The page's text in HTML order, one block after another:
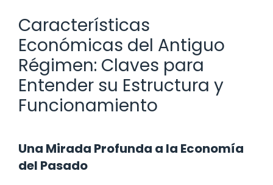
Características
Económicas del Antiguo
Régimen: Claves para
Entender su Estructura y
Funcionamiento
Una Mirada Profunda a la Economía
del Pasado